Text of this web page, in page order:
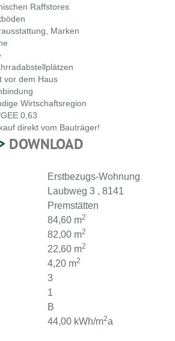
Raffstores
Marken
vor dem Haus
Wirtschaftsregion
0,63
direkt vom Bauträger!
DOWNLOAD
Erstbezugs-Wohnung
Laubweg 3 , 8141
Premstätten
84,60 m2
82,00 m2
22,60 m2
4,20 m2
3
1
B
44,00 kWh/m2a